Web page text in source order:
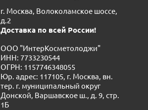
г. Москва, Волоколамское шоссе,
д.2
Доставка по всей России!
ООО "ИнтерКосметолоджи"
ИНН: 7733230544
ОГРН: 1157746348055
Юр. адрес: 117105, г. Москва, вн.
тер. г. муниципальный округ
Донской, Варшавское ш., д. 9, стр.
1Б